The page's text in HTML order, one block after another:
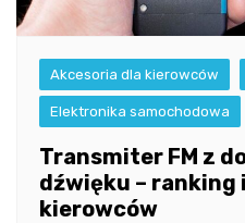
Akcesoria dla kierowców
Elektronika samochodowa
Transmiter FM z
dźwięku – ranking
kierowców